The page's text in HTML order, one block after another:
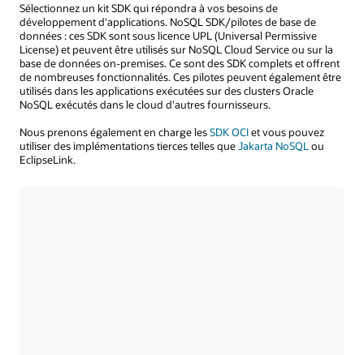
Sélectionnez un kit SDK qui répondra à vos besoins de
développement d'applications. NoSQL SDK/pilotes de base de
données : ces SDK sont sous licence UPL (Universal Permissive
License) et peuvent être utilisés sur NoSQL Cloud Service ou sur la
base de données on-premises. Ce sont des SDK complets et offrent
de nombreuses fonctionnalités. Ces pilotes peuvent également être
utilisés dans les applications exécutées sur des clusters Oracle
NoSQL exécutés dans le cloud d'autres fournisseurs.
Nous prenons également en charge lesSDK OCIet vous pouvez
utiliser des implémentations tierces telles queJakarta NoSQL ou
EclipseLink.